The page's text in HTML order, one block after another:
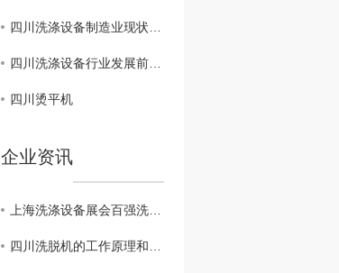
四川洗涤设备制造业现状解析
四川洗涤设备行业发展前景展望
四川烫平机
企业资讯
上海洗涤设备展会百强洗涤设备展厅圆满结束
四川洗脱机的工作原理和应用领域介绍